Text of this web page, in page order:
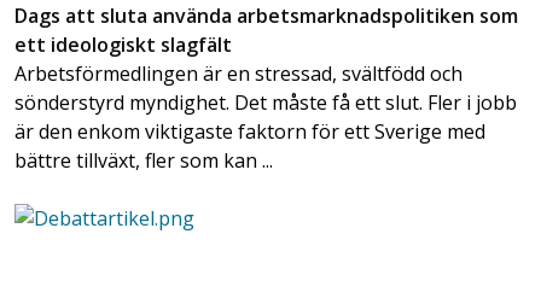
Dags att sluta använda arbetsmarknadspolitiken som
ett ideologiskt slagfält
Arbetsförmedlingen är en stressad, svältfödd och
sönderstyrd myndighet. Det måste få ett slut. Fler i jobb
är den enkom viktigaste faktorn för ett Sverige med
bättre tillväxt, fler som kan ...